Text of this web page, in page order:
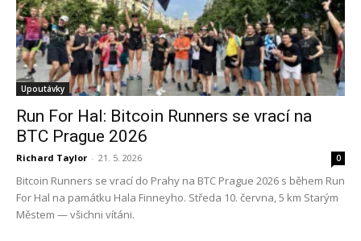
Upoutávky
Run For Hal: Bitcoin Runners se vrací na
BTC Prague 2026
Richard Taylor - 21. 5. 2026 0
Bitcoin Runners se vrací do Prahy na BTC Prague 2026 s během Run
For Hal na památku Hala Finneyho. Středa 10. června, 5 km Starým
Městem — všichni vítáni.